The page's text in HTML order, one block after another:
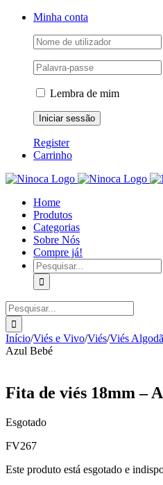
Skip
Facebook
Instagram
YouTubeMinha conta
Lembra de mim
Register
Carrinho
Home
Produtos
Categorias
Sobre Nós
Compre já!
Pesquisar
Pesquisar
Início/Viés e Vivo/Viés/Viés
Azul Bebé
Fita de viés 18mm –
Esgotado
FV267
Este produto está esgotado e